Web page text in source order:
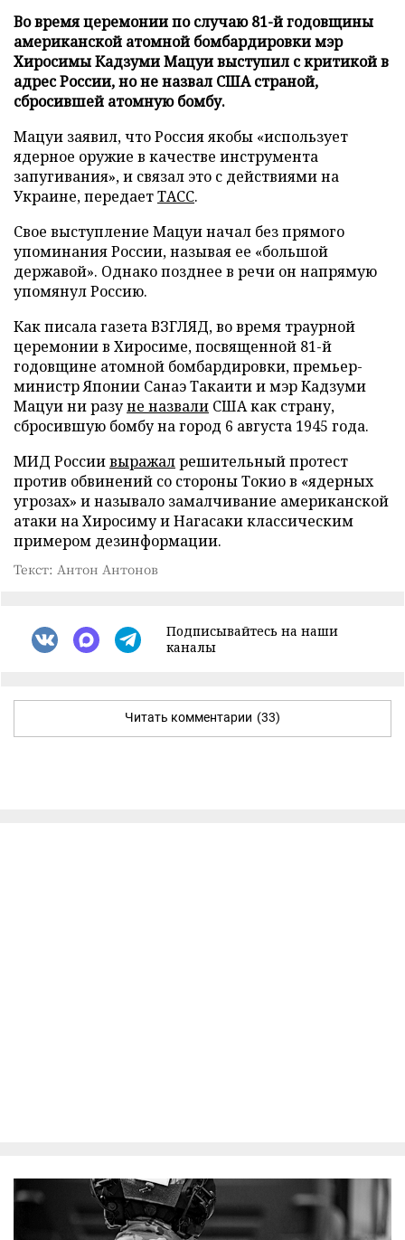
Во время церемонии по случаю 81-й годовщины
американской атомной бомбардировки мэр
Хиросимы Кадзуми Мацуи выступил с критикой в
адрес России, но не назвал США страной,
сбросившей атомную бомбу.
Мацуи заявил, что Россия якобы «использует
ядерное оружие в качестве инструмента
запугивания», и связал это с действиями на
Украине, передаетТАСС.
Свое выступление Мацуи начал без прямого
упоминания России, называя ее «большой
державой». Однако позднее в речи он напрямую
упомянул Россию.
Как писала газета ВЗГЛЯД, во время траурной
церемонии в Хиросиме, посвященной 81-й
годовщине атомной бомбардировки, премьер-
министр Японии Санаэ Такаити и мэр Кадзуми
Мацуи ни разуне назвали США как страну,
сбросившую бомбу на город 6 августа 1945 года.
МИД Россиивыражалрешительный протест
против обвинений со стороны Токио в «ядерных
угрозах» и называло замалчивание американской
атаки на Хиросиму и Нагасаки классическим
примером дезинформации.
Текст: Антон Антонов
Подписывайтесь на наши
каналы
Читать комментарии (33)